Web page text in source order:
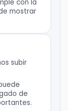
con la
mostrar
subir
de